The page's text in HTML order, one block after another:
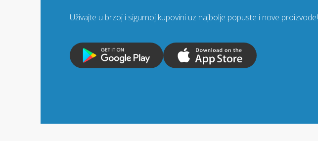
Uživajte u brzoj i sigurnoj kupovini uz najbolje popuste i nove proizvode!